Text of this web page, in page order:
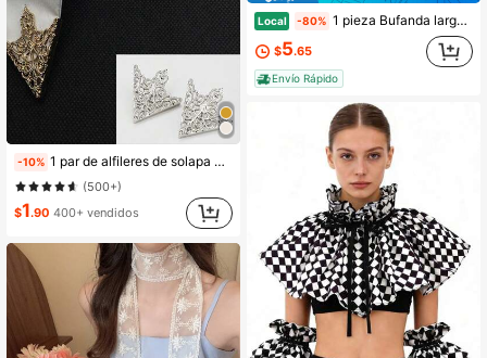
-10% 1 par de alfileres de solapa de palacio retro para camisa de traje de hombre, broche de solapa de ropa con triángulo calado en bronce envejecido
(500+)
$1.90 400+ vendidos
Local -80% 1 pieza Bufanda larga de cuello envolvente con patrón de encaje francés transparente, flecos de pestañas y borde ondulado, accesorio suave y femenino para atuendo diario de calle, picnic y sesión de fotos
$5.65
Envío Rápido